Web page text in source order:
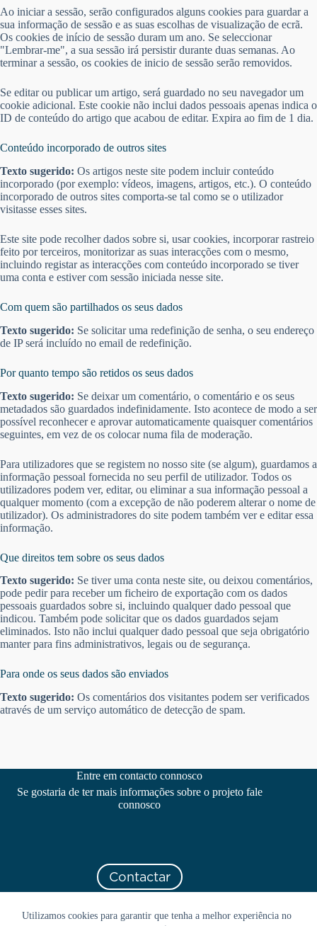
Utilizamos cookies para garantir que tenha a melhor experiência no
Ao iniciar a sessão, serão configurados alguns cookies para guardar a
sua informação de sessão e as suas escolhas de visualização de ecrã.
Os cookies de início de sessão duram um ano. Se seleccionar
"Lembrar-me", a sua sessão irá persistir durante duas semanas. Ao
terminar a sessão, os cookies de inicio de sessão serão removidos.
Se editar ou publicar um artigo, será guardado no seu navegador um
cookie adicional. Este cookie não inclui dados pessoais apenas indica o
ID de conteúdo do artigo que acabou de editar. Expira ao fim de 1 dia.
Conteúdo incorporado de outros sites
Texto sugerido: Os artigos neste site podem incluir conteúdo
incorporado (por exemplo: vídeos, imagens, artigos, etc.). O conteúdo
incorporado de outros sites comporta-se tal como se o utilizador
visitasse esses sites.
Este site pode recolher dados sobre si, usar cookies, incorporar rastreio
feito por terceiros, monitorizar as suas interacções com o mesmo,
incluindo registar as interacções com conteúdo incorporado se tiver
uma conta e estiver com sessão iniciada nesse site.
Com quem são partilhados os seus dados
Texto sugerido: Se solicitar uma redefinição de senha, o seu endereço
de IP será incluído no email de redefinição.
Por quanto tempo são retidos os seus dados
Texto sugerido: Se deixar um comentário, o comentário e os seus
metadados são guardados indefinidamente. Isto acontece de modo a ser
possível reconhecer e aprovar automaticamente quaisquer comentários
seguintes, em vez de os colocar numa fila de moderação.
Para utilizadores que se registem no nosso site (se algum), guardamos a
informação pessoal fornecida no seu perfil de utilizador. Todos os
utilizadores podem ver, editar, ou eliminar a sua informação pessoal a
qualquer momento (com a excepção de não poderem alterar o nome de
utilizador). Os administradores do site podem também ver e editar essa
informação.
Que direitos tem sobre os seus dados
Texto sugerido: Se tiver uma conta neste site, ou deixou comentários,
pode pedir para receber um ficheiro de exportação com os dados
pessoais guardados sobre si, incluindo qualquer dado pessoal que
indicou. Também pode solicitar que os dados guardados sejam
eliminados. Isto não inclui qualquer dado pessoal que seja obrigatório
manter para fins administrativos, legais ou de segurança.
Para onde os seus dados são enviados
Texto sugerido: Os comentários dos visitantes podem ser verificados
através de um serviço automático de detecção de spam.
Entre em contacto connosco
Se gostaria de ter mais informações sobre o projeto fale
connosco
Contactar